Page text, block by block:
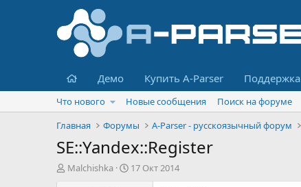
Главная
Демо Купить A-Parser Поддержка
Что нового Новые сообщения
Поиск на форуме
Главная
Форумы A-Parser - русскоязычный форум
SE::Yandex::Register
А
Malchishka
Д
17 Окт 2014